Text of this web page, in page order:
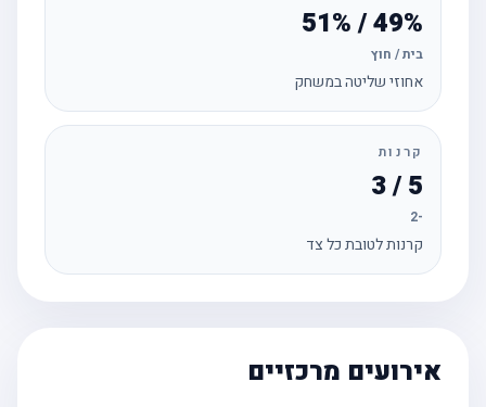
49% / 51%
בית / חוץ
אחוזי שליטה במשחק
קרנות
קרנות לטובת כל צד
אירועים מרכזיים